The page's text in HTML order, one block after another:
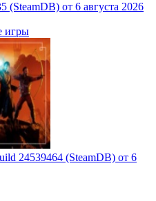
(SteamDB) от 6 августа 2026
игры
24539464 (SteamDB) от 6